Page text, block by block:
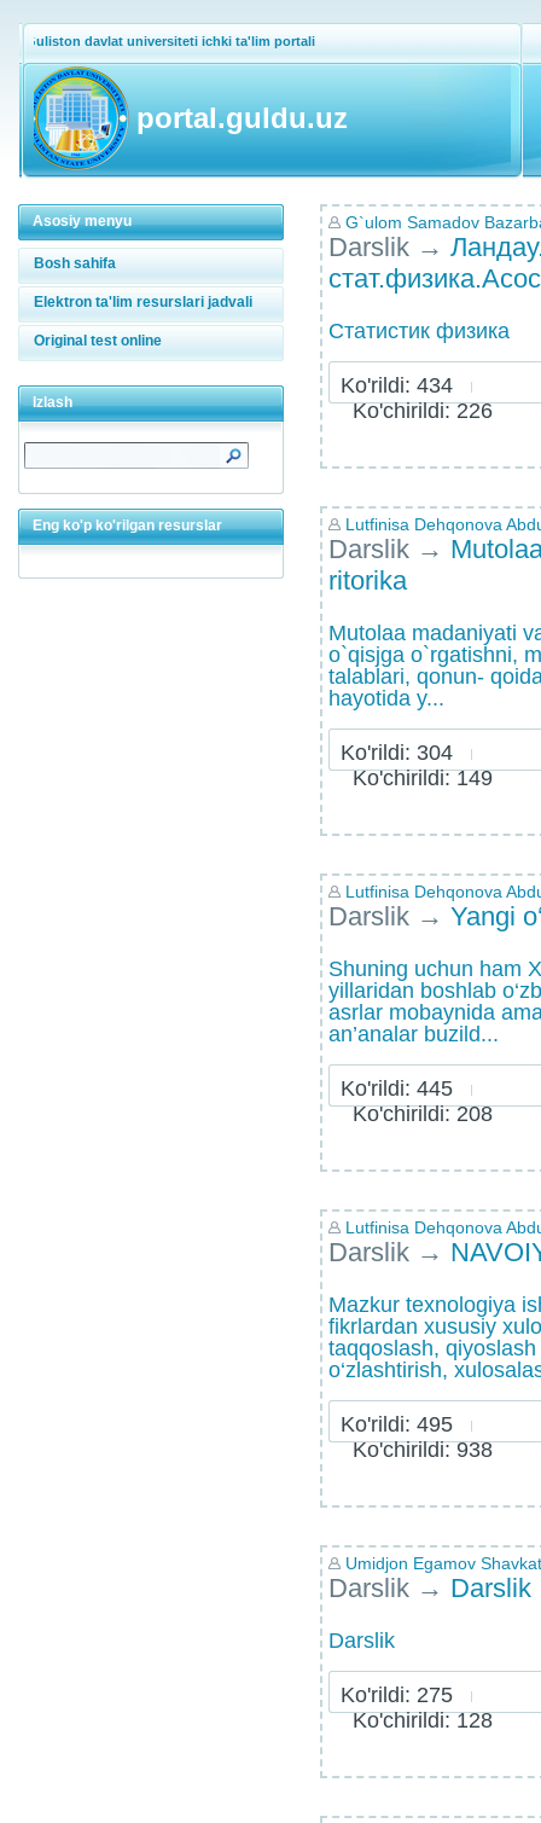
Guliston davlat universiteti ichki ta'lim portali
portal.guldu.uz
Asosiy menyu
Bosh sahifa
Elektron ta'lim resurslari jadvali
Original test online
Izlash
Eng ko'p ko'rilgan resurslar
G`ulom Samadov
Darslik →
Статистик физика
Ko'rildi: 434
Ko'chirildi: 226
Lutfinisa Dehqonova
Darslik →
ritorika
Mutolaa madaniyati
o`qisjga o`rgatishni,
talablari, qonun-
hayotida y...
Ko'rildi: 304
Ko'chirildi: 149
Lutfinisa Dehqonova
Darslik → Yangi
Shuning uchun ham
yillaridan boshlab
asrlar mobaynida
an’analar buzild...
Ko'rildi: 445
Ko'chirildi: 208
Lutfinisa Dehqonova
Darslik →
Mazkur texnologiya
fikrlardan xususiy
taqqoslash,
o‘zlashtirish,
Ko'rildi: 495
Ko'chirildi: 938
Umidjon Egamov
Darslik → Darslik
Darslik
Ko'rildi: 275
Ko'chirildi: 128